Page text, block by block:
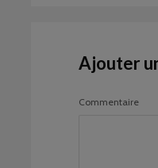
Ajouter
Commentaire